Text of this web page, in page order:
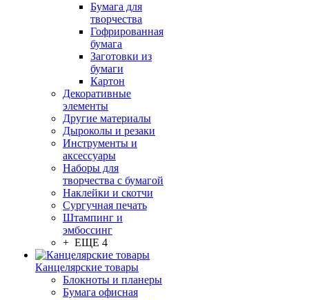
Бумага для
творчества
Гофрированная
бумага
Заготовки из
бумаги
Картон
Декоративные
элементы
Другие материалы
Дыроколы и резаки
Инструменты и
аксессуары
Наборы для
творчества с бумагой
Наклейки и скотчи
Сургучная печать
Штампинг и
эмбоссинг
+ ЕЩЕ 4
Канцелярские товары
Блокноты и планеры
Бумага офисная